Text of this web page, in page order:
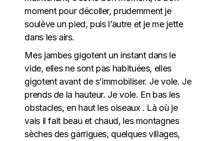
moment pour décoller, prudemment je
soulève un pied, puis l’autre et je me jette
dans les airs.
Mes jambes gigotent un instant dans le
vide, elles ne sont pas habituées, elles
gigotent avant de s’immobiliser. Je vole. Je
prends de la hauteur. Je vole. En bas les
obstacles, en haut les oiseaux . Là où je
vais il fait beau et chaud, les montagnes
sèches des garrigues, quelques villages,